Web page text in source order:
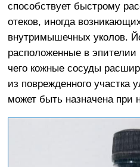
способствует быстрому
отеков, иногда
внутримышечных уколов.
расположенные в эпителии
чего кожные сосуды
из поврежденного участка
может быть назначена при